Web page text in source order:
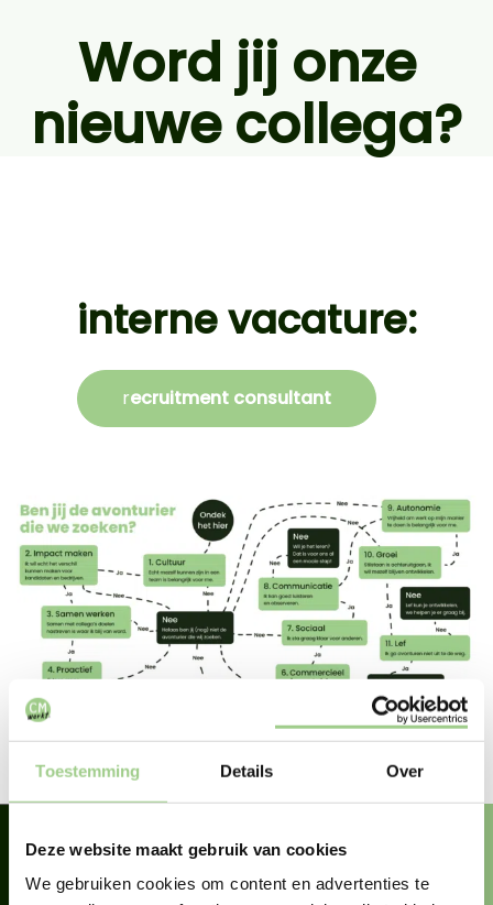
Toestemming Details Over
Deze website maakt gebruik van cookies
We gebruiken cookies om content en advertenties te
Word jij onze
nieuwe collega?
interne vacature:
recruitment consultant